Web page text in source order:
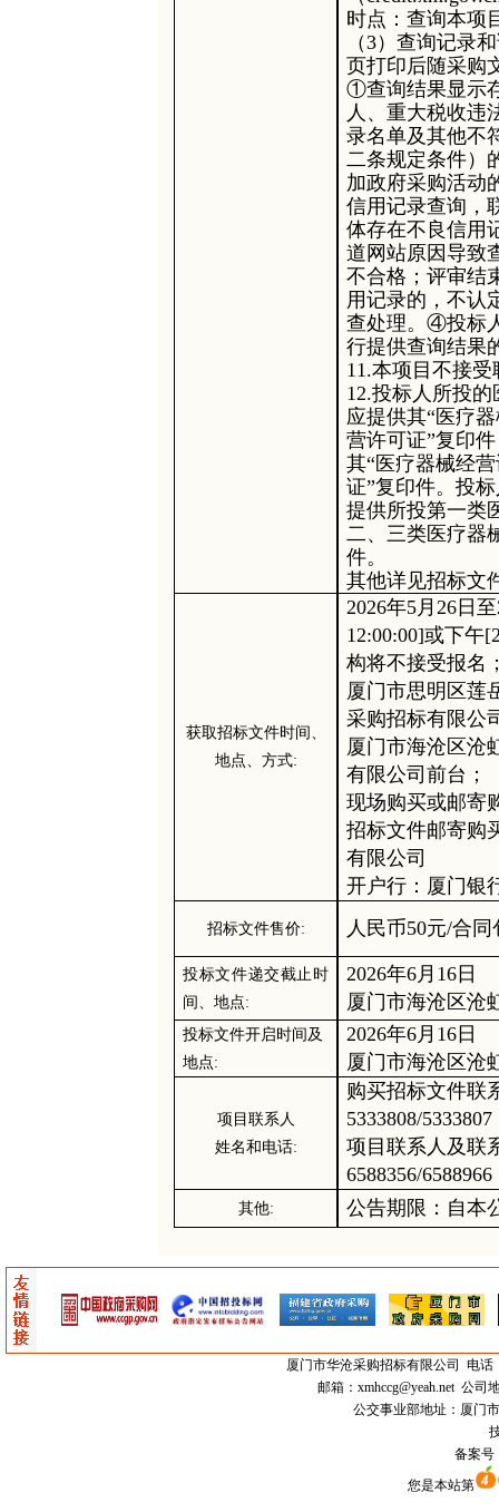
时点：查询本项
（3）查询记录
页打印后随采购
①查询结果显示
人、重大税收违
录名单及其他不
二条规定条件）
加政府采购活动
信用记录查询，
体存在不良信用
道网站原因导致
不合格；评审结
用记录的，不认
查处理。④投标
行提供查询结果
11.本项目不接
12.投标人所投
应提供其“医疗
营许可证”复印
其“医疗器械经
证”复印件。投
提供所投第一类
二、三类医疗器
件。
其他详见招标文
获取招标文件时间、
地点、方式:
2026年5月 26 日至
12:00:00]或下午
构将不接受报名
厦门市思明区莲
采购招标有限公
厦门市海沧区沧
有限公司前台；
现场购买或邮寄
招标文件邮寄购
有限公司
开户行： 厦门银
招标文件售价: 人民币50元/合同
投标文件递交截止时
间、地点:
2026年6月 16 日
厦门市海沧区沧
投标文件开启时间及
地点:
2026年6月 16 日
厦门市海沧区沧
项目联系人
姓名和电话:
购买招标文件联
5333808/
项目联系人及联
6588356/
其他: 公告期限：自本
厦门市华沧采购招标有限公司
电话
邮箱： xmhccg@yeah.net公司地
公交事业部地址：厦门
备案
您是本站第